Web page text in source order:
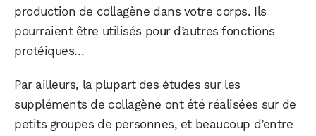
production de collagène dans votre corps. Ils
pourraient être utilisés pour d’autres fonctions
protéiques…
Par ailleurs, la plupart des études sur les
suppléments de collagène ont été réalisées sur de
petits groupes de personnes, et beaucoup d’entre